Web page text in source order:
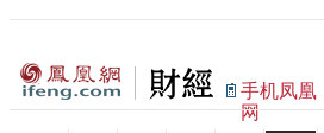
手机凤凰
网